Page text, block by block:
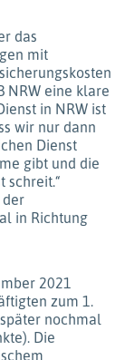
das
mit
NRW eine klare
in NRW ist
wir nur dann
Dienst
gibt und die
schreit.“
der
in Richtung
2021
zum 1.
nochmal
Die